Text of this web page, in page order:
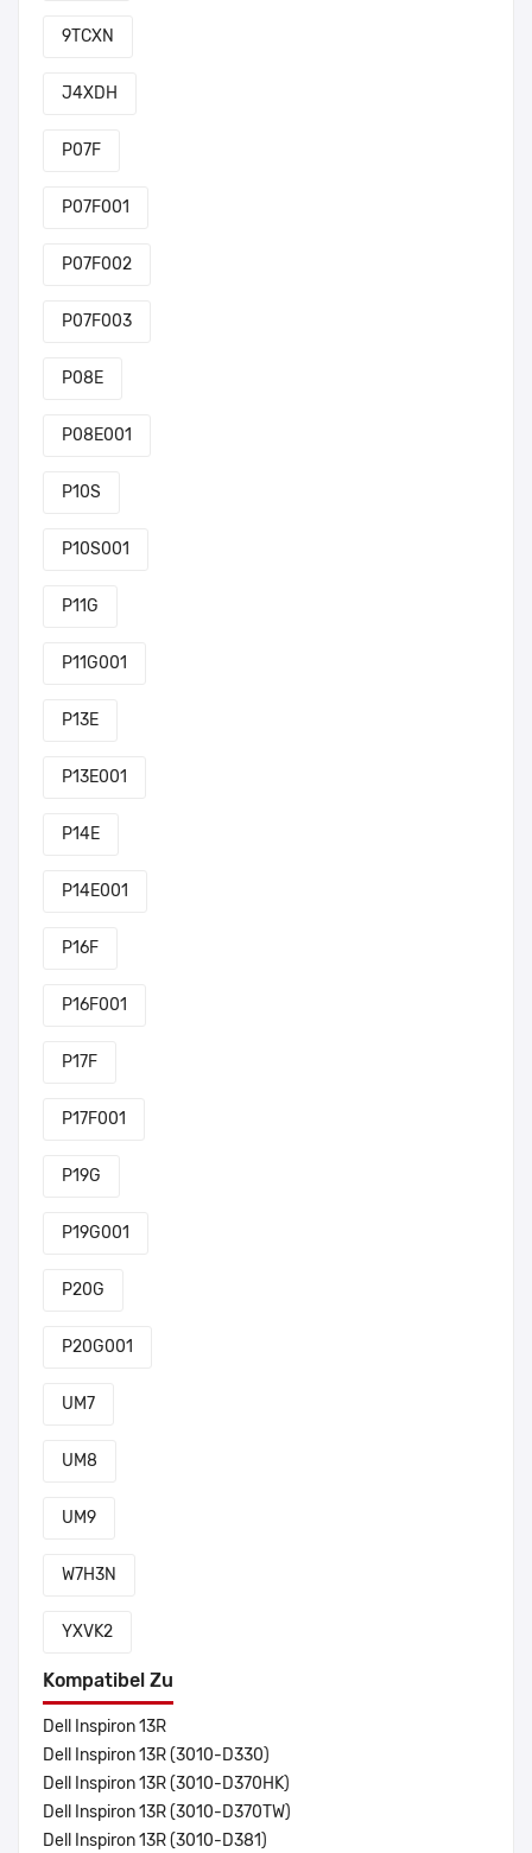
9TCXN
J4XDH
P07F
P07F001
P07F002
P07F003
P08E
P08E001
P10S
P10S001
P11G
P11G001
P13E
P13E001
P14E
P14E001
P16F
P16F001
P17F
P17F001
P19G
P19G001
P20G
P20G001
UM7
UM8
UM9
W7H3N
YXVK2
Kompatibel Zu
Dell Inspiron 13R
Dell Inspiron 13R (3010-D330)
Dell Inspiron 13R (3010-D370HK)
Dell Inspiron 13R (3010-D370TW)
Dell Inspiron 13R (3010-D381)